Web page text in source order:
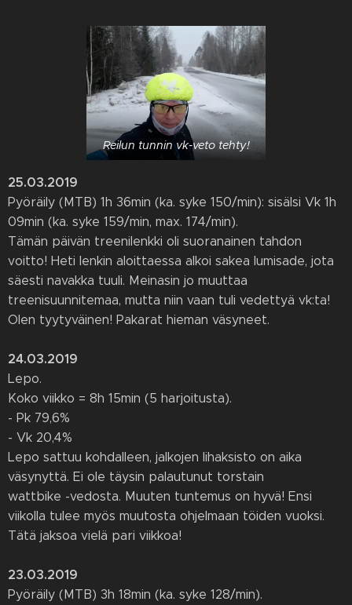
Reilun tunnin vk-veto tehty!
25.03.2019
Pyöräily (MTB) 1h 36min (ka. syke 150/min): sisälsi Vk 1h
09min (ka. syke 159/min, max. 174/min).
Tämän päivän treenilenkki oli suoranainen tahdon
voitto! Heti lenkin aloittaessa alkoi sakea lumisade, jota
säesti navakka tuuli. Meinasin jo muuttaa
treenisuunnitemaa, mutta niin vaan tuli vedettyä vk:ta!
Olen tyytyväinen! Pakarat hieman väsyneet.
24.03.2019
Lepo.
Koko viikko = 8h 15min (5 harjoitusta).
- Pk 79,6%
- Vk 20,4%
Lepo sattuu kohdalleen, jalkojen lihaksisto on aika
väsynyttä. Ei ole täysin palautunut torstain
wattbike -vedosta. Muuten tuntemus on hyvä! Ensi
viikolla tulee myös muutosta ohjelmaan töiden vuoksi.
Tätä jaksoa vielä pari viikkoa!
23.03.2019
Pyöräily (MTB) 3h 18min (ka. syke 128/min).